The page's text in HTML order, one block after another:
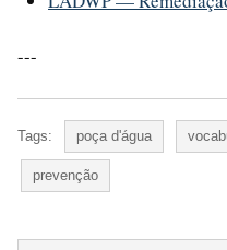
---
Tags: poça d'água
prevenção